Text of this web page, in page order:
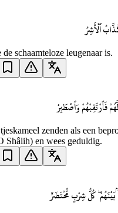
ٱلْأَشِرُ
schaamteloze leugenaar is.
لَّهُمْ فَٱرْتَقِبْهُمْ وَٱصْطَبِرْ
zenden als een
Shâlih) en wees geduldig.
بَيْنَهُمْ ۖ كُلُّ شِرْبٍ مُّحْتَضَرٌ